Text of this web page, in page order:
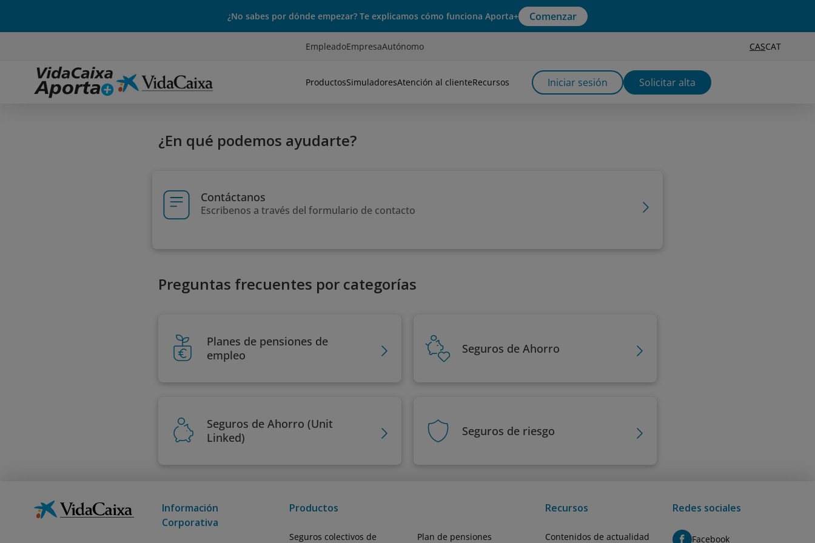
¿No sabes por dónde empezar? Te explicamos cómo funciona Aporta+ Comenzar
EmpleadoEmpresaAutónomo CASCAT
ProductosSimuladoresAtención al clienteRecursos Iniciar sesión Solicitar alta
¿En qué podemos ayudarte?
Contáctanos
Escribenos a través del formulario de contacto
Preguntas frecuentes por categorías
Planes de pensiones de
empleo
Seguros de Ahorro
Seguros de Ahorro (Unit
Linked)
Seguros de riesgo
Información
Corporativa
Productos
Seguros colectivos de Plan de pensiones
Recursos
Contenidos de actualidad
Redes sociales
Facebook